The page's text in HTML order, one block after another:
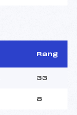
Rang
33
8